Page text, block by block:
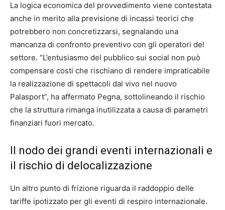
La logica economica del provvedimento viene contestata
anche in merito alla previsione di incassi teorici che
potrebbero non concretizzarsi, segnalando una
mancanza di confronto preventivo con gli operatori del
settore. “L’entusiasmo del pubblico sui social non può
compensare costi che rischiano di rendere impraticabile
la realizzazione di spettacoli dal vivo nel nuovo
Palasport”, ha affermato Pegna, sottolineando il rischio
che la struttura rimanga inutilizzata a causa di parametri
finanziari fuori mercato.
Il nodo dei grandi eventi internazionali e
il rischio di delocalizzazione
Un altro punto di frizione riguarda il raddoppio delle
tariffe ipotizzato per gli eventi di respiro internazionale.